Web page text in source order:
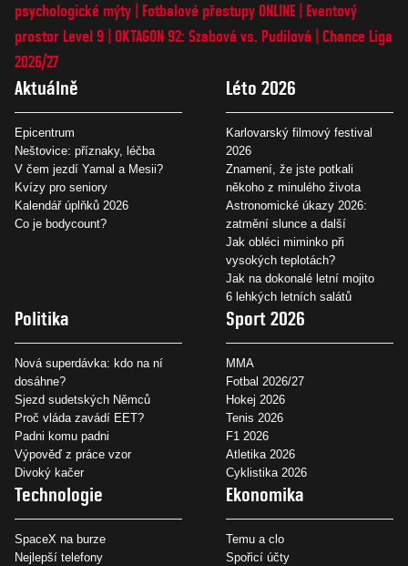
psychologické mýty
Fotbalové přestupy ONLINE
Eventový
prostor Level 9 OKTAGON 92: Szabová vs. Pudilová
Chance Liga
2026/27
Aktuálně
Epicentrum
Neštovice: příznaky, léčba
V čem jezdí Yamal a Mesii?
Kvízy pro seniory
Kalendář úplňků 2026
Co je bodycount?
Léto 2026
Karlovarský filmový festival
2026
Znamení, že jste potkali
někoho z minulého života
Astronomické úkazy 2026:
zatmění slunce a další
Jak obléci miminko při
vysokých teplotách?
Jak na dokonalé letní mojito
6 lehkých letních salátů
Politika
Nová superdávka: kdo na ní
dosáhne?
Sjezd sudetských Němců
Proč vláda zavádí EET?
Padni komu padni
Výpověď z práce vzor
Divoký kačer
Sport 2026
MMA
Fotbal 2026/27
Hokej 2026
Tenis 2026
F1 2026
Atletika 2026
Cyklistika 2026
Technologie
SpaceX na burze
Nejlepší telefony
Ekonomika
Temu a clo
Spořicí účty